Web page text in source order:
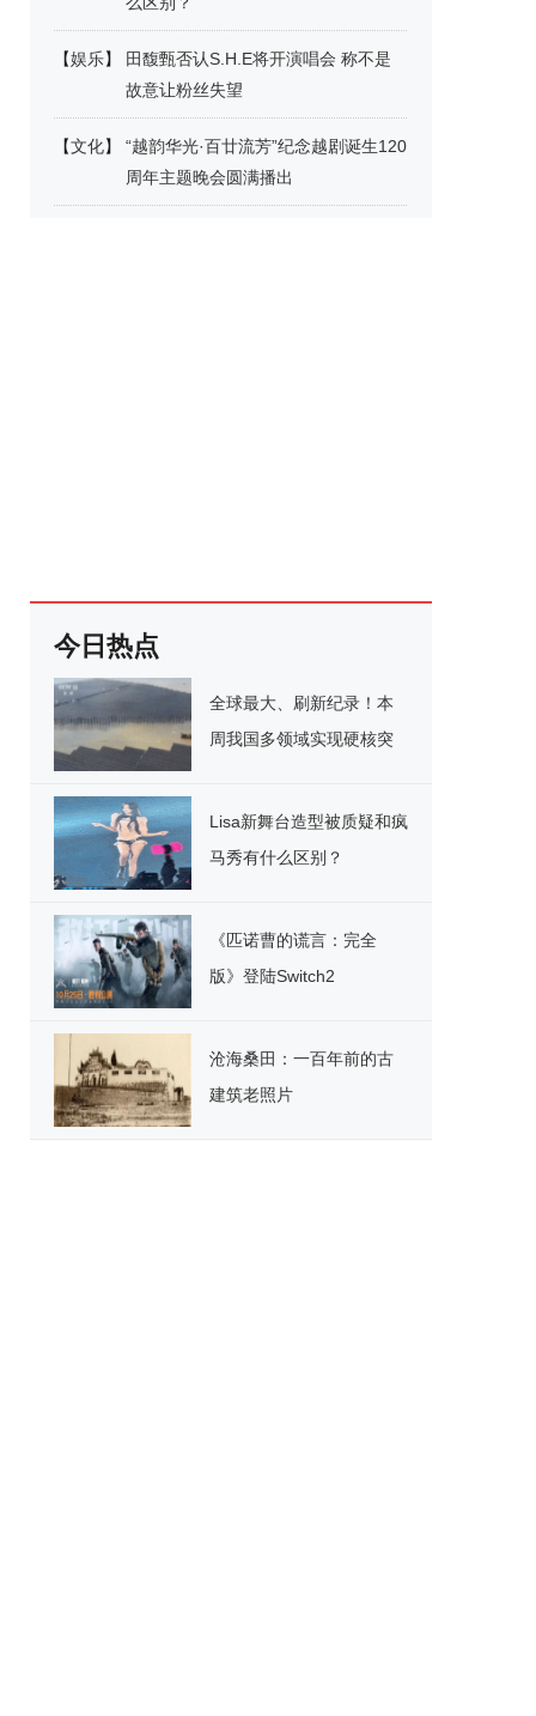
【娱乐】
田馥甄否认S.H.E将开演唱会 称不是
故意让粉丝失望
【文化】
“越韵华光·百廿流芳”纪念越剧诞生120
周年主题晚会圆满播出
今日热点
全球最大、刷新纪录！本
周我国多领域实现硬核突
Lisa新舞台造型被质疑和疯
马秀有什么区别？
《匹诺曹的谎言：完全
版》登陆Switch2
沧海桑田：一百年前的古
建筑老照片